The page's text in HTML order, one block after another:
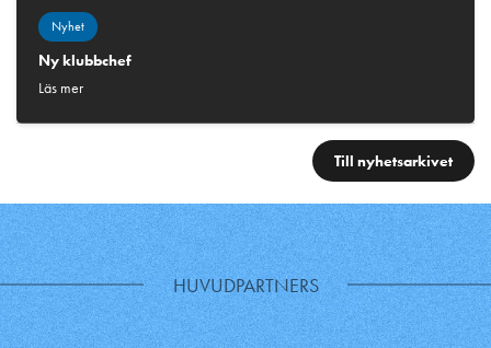
Nyhet
Ny klubbchef
Läs mer
Till nyhetsarkivet
HUVUDPARTNERS